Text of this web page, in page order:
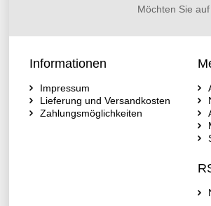
Möchten Sie
Informationen
Impressum
Lieferung und Versandkosten
Zahlungsmöglichkeiten